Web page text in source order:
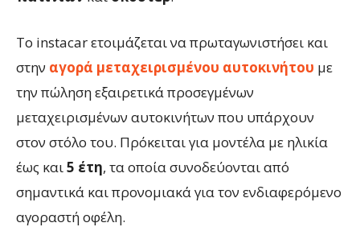
To instacar ετοιμάζεται να πρωταγωνιστήσει και
στην αγορά μεταχειρισμένου αυτοκινήτου με
την πώληση εξαιρετικά προσεγμένων
μεταχειρισμένων αυτοκινήτων που υπάρχουν
στον στόλο του. Πρόκειται για μοντέλα με ηλικία
έως και5 έτη, τα οποία συνοδεύονται από
σημαντικά και προνομιακά για τον ενδιαφερόμενο
αγοραστή οφέλη.